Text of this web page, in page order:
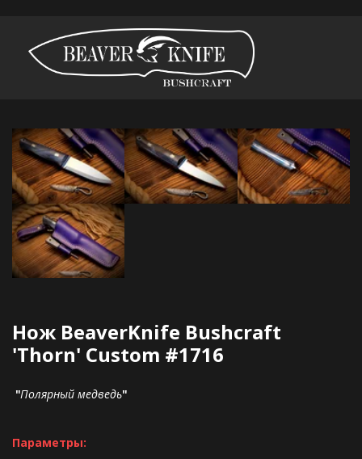
Нож BeaverKnife Bushcraft
'Thorn' Custom #1716
"Полярный медведь"
Параметры: